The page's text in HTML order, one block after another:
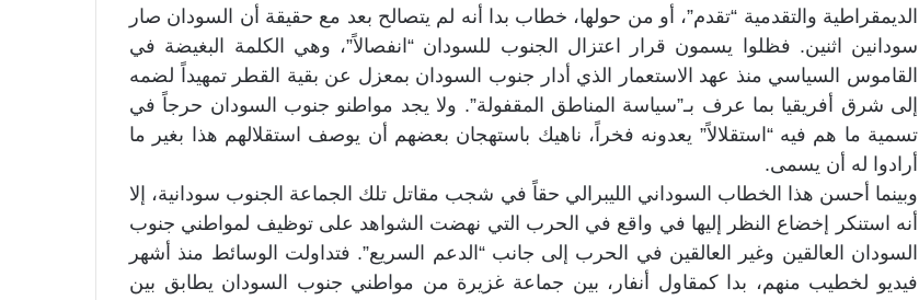
الديمقراطية والتقدمية “تقدم”، أو من حولها، خطاب بدا أنه لم يتصالح بعد مع حقيقة أن السودان صار
سودانين اثنين. فظلوا يسمون قرار اعتزال الجنوب للسودان “انفصالاً”، وهي الكلمة البغيضة في
القاموس السياسي منذ عهد الاستعمار الذي أدار جنوب السودان بمعزل عن بقية القطر تمهيداً لضمه
إلى شرق أفريقيا بما عرف بـ”سياسة المناطق المقفولة”. ولا يجد مواطنو جنوب السودان حرجاً في
تسمية ما هم فيه “استقلالاً” يعدونه فخراً، ناهيك باستهجان بعضهم أن يوصف استقلالهم هذا بغير ما
أرادوا له أن يسمى.
وبينما أحسن هذا الخطاب السوداني الليبرالي حقاً في شجب مقاتل تلك الجماعة الجنوب سودانية، إلا
أنه استنكر إخضاع النظر إليها في واقع في الحرب التي نهضت الشواهد على توظيف لمواطني جنوب
السودان العالقين وغير العالقين في الحرب إلى جانب “الدعم السريع”. فتداولت الوسائط منذ أشهر
فيديو لخطيب منهم، بدا كمقاول أنفار، بين جماعة غزيرة من مواطني جنوب السودان يطابق بين